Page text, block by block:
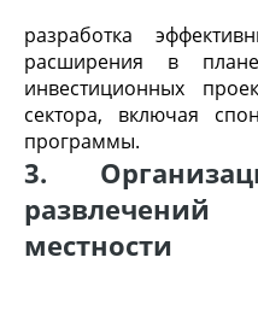
разработка
расширения в
инвестиционных
сектора, включая
программы.
3.
местности